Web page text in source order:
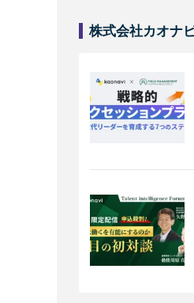
株式会社カオナ